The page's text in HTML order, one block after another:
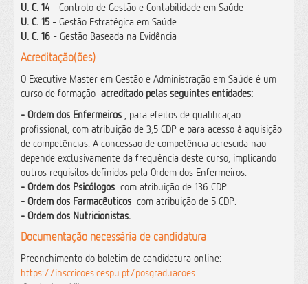
U. C. 14 - Controlo de Gestão e Contabilidade em Saúde
U. C. 15 - Gestão Estratégica em Saúde
U. C. 16 - Gestão Baseada na Evidência
Acreditação(ões)
O Executive Master em Gestão e Administração em Saúde é um
curso de formação acreditado pelas seguintes entidades:
- Ordem dos Enfermeiros , para efeitos de qualificação
profissional, com atribuição de 3,5 CDP e para acesso à aquisição
de competências. A concessão de competência acrescida não
depende exclusivamente da frequência deste curso, implicando
outros requisitos definidos pela Ordem dos Enfermeiros.
- Ordem dos Psicólogos com atribuição de 136 CDP.
- Ordem dos Farmacêuticos com atribuição de 5 CDP.
- Ordem dos Nutricionistas.
Documentação necessária de candidatura
Preenchimento do boletim de candidatura online:
https://inscricoes.cespu.pt/posgraduacoes